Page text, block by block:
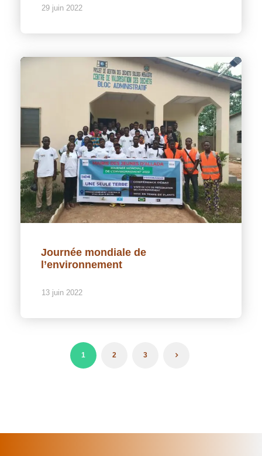
29 juin 2022
Journée mondiale de
l’environnement
13 juin 2022
1 2 3